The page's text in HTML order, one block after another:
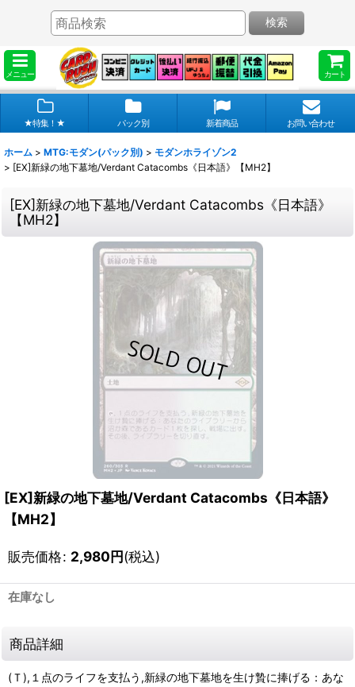
メニュー カート
検索
★特集！★ パック別 新着商品 お問い合わせ
ホーム > MTG:モダン(パック別) > モダンホライゾン2
> [EX]新緑の地下墓地/Verdant Catacombs《日本語》【MH2】
[EX]新緑の地下墓地/Verdant Catacombs《日本語》
【MH2】
[EX]新緑の地下墓地/Verdant Catacombs《日本語》
【MH2】
販売価格: 2,980円(税込)
在庫なし
商品詳細
(Ｔ),１点のライフを支払う,新緑の地下墓地を生け贄に捧げる：あな